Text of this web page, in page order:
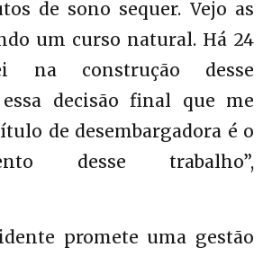
de sono sequer. Vejo as
um curso natural. Há 24
na construção desse
decisão final que me
de desembargadora é o
desse trabalho”,
promete uma gestão